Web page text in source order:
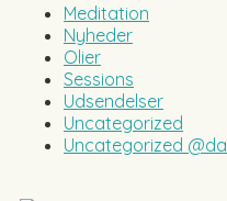
Meditation
Nyheder
Olier
Sessions
Udsendelser
Uncategorized
Uncategorized @da